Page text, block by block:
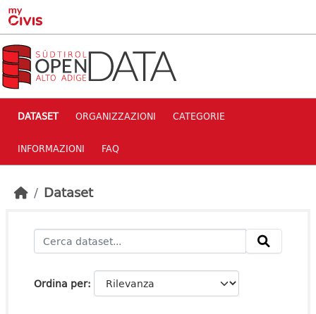
Skip to main content
DATASET ORGANIZZAZIONI CATEGORIE
INFORMAZIONI FAQ
Dataset
Ordina per